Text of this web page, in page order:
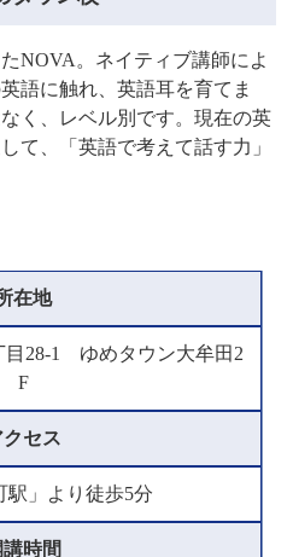
NOVA。ネイティブ講師によ
語に触れ、英語耳を育てま
く、レベル別です。現在の英
て、「英語で考えて話す力」
在地
目28-1 ゆめタウン大牟田2
F
クセス
駅」より徒歩5分
講時間